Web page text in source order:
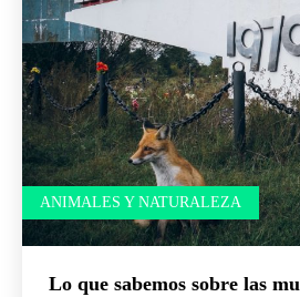
ANIMALES Y NATURALEZA
Lo que sabemos sobre las